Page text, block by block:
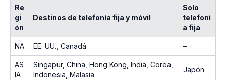
Re
gi
ón
Destinos de telefonía fija y móvil
Solo
telefoní
a fija
NA EE. UU., Canadá –
AS
IA
Singapur, China, Hong Kong, India, Corea,
Indonesia, Malasia
Japón